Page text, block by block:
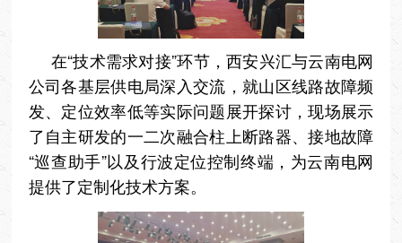
在“技术需求对接”环节，西安兴汇与云南电网
公司各基层供电局深入交流，就山区线路故障频
发、定位效率低等实际问题展开探讨，现场展示
了自主研发的一二次融合柱上断路器、接地故障
“巡查助手”以及行波定位控制终端，为云南电网
提供了定制化技术方案。